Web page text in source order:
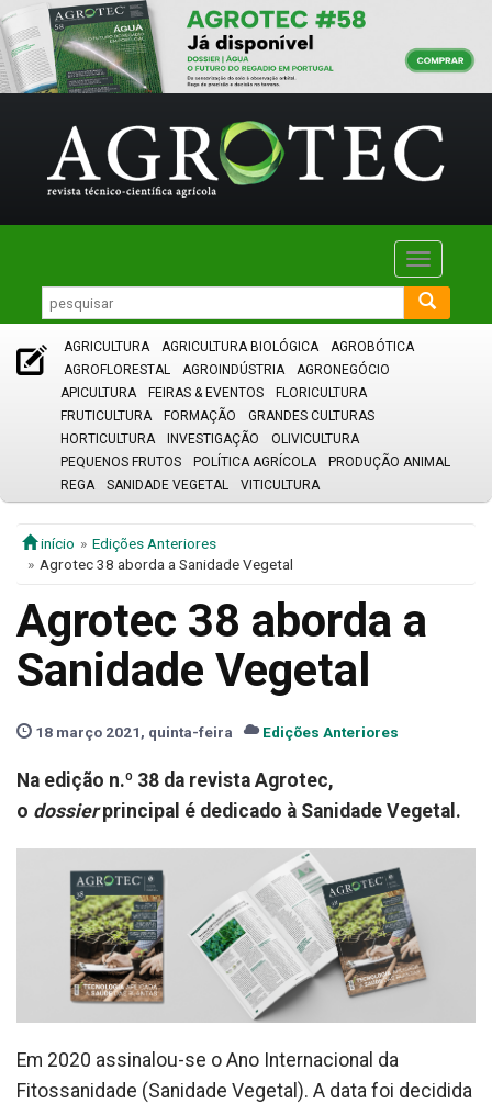
Toggle
AGRICULTURA AGRICULTURA BIOLÓGICA
AGROBÓTICA
AGROFLORESTAL
AGROINDÚSTRIA
AGRONEGÓCIO
APICULTURA
FEIRAS & EVENTOS
FLORICULTURA
FRUTICULTURA
FORMAÇÃO
GRANDES CULTURAS
HORTICULTURA
INVESTIGAÇÃO
OLIVICULTURA
PEQUENOS FRUTOS
POLÍTICA AGRÍCOLA
PRODUÇÃO ANIMAL
REGA
SANIDADE VEGETAL VITICULTURA
início
Edições Anteriores
Agrotec 38 aborda a Sanidade Vegetal
Agrotec 38 aborda a
Sanidade Vegetal
18 março 2021, quinta-feira Edições Anteriores
Na edição n.º 38 da revista Agrotec,
o dossierprincipal é dedicado à Sanidade Vegetal.
Em 2020 assinalou-se o Ano Internacional da
Fitossanidade (Sanidade Vegetal). A data foi decidida